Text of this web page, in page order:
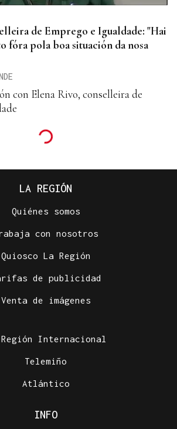
de Emprego e Igualdade: "Hai
fóra pola boa situación da nosa
con Elena Rivo, conselleira de
LA REGIÓN
Quiénes somos
con nosotros
Quiosco La Región
de publicidad
Venta de imágenes
Internacional
Telemiño
Atlántico
INFO